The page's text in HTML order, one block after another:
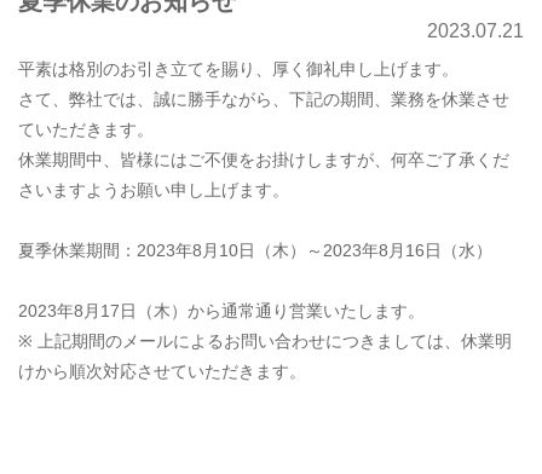
2023.07.21
平素は格別のお引き立てを賜り、厚く御礼申し上げます。
さて、弊社では、誠に勝手ながら、下記の期間、業務を休業させ
ていただきます。
休業期間中、皆様にはご不便をお掛けしますが、何卒ご了承くだ
さいますようお願い申し上げます。
夏季休業期間：2023年8月10日（木）～2023年8月16日（水）
2023年8月17日（木）から通常通り営業いたします。
※ 上記期間のメールによるお問い合わせにつきましては、休業明
けから順次対応させていただきます。